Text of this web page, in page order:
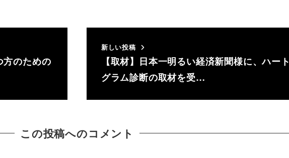
方のための
新しい投稿
【取材】日本一明るい経済新聞様に、ハート
グラム診断の取材を受…
この投稿へのコメント